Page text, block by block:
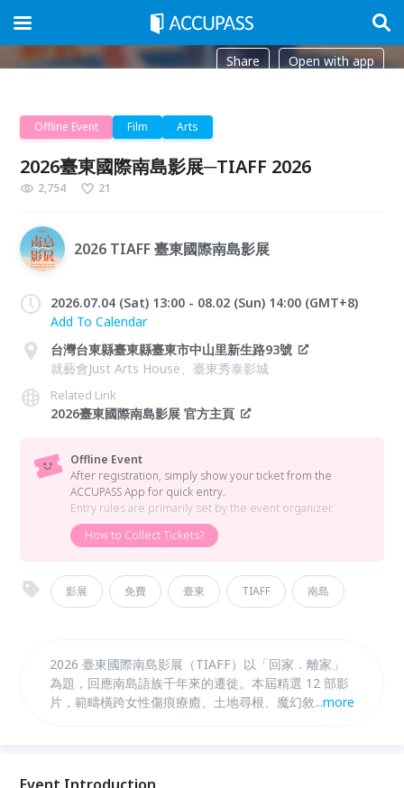
Share Open with app
Offline Event Film Arts
2026臺東國際南島影展─TIAFF 2026
2,754 21
2026 TIAFF 臺東國際南島影展
2026.07.04 (Sat) 13:00 - 08.02 (Sun) 14:00 (GMT+8)
Add To Calendar
台灣台東縣臺東縣臺東市中山里新生路93號
就藝會Just Arts House、臺東秀泰影城
Related Link
2026臺東國際南島影展 官方主頁
Offline Event
After registration, simply show your ticket from the
ACCUPASS App for quick entry.
Entry rules are primarily set by the event organizer.
How to Collect Tickets?
影展 免費 臺東 TIAFF 南島
2026 臺東國際南島影展（TIAFF）以「回家．離家」
為題，回應南島語族千年來的遷徙。本屆精選 12 部影
片，範疇橫跨女性傷痕療癒、土地尋根、魔幻敘事與臺
的南島影展！
...more